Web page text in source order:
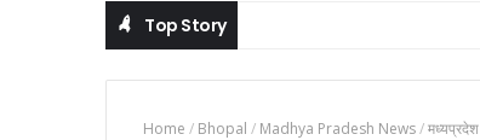
Top Story
Home / Bhopal / Madhya Pradesh News/मध्यप्रदेश